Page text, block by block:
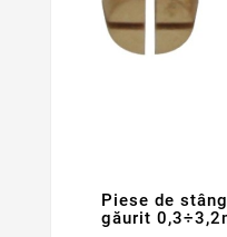
Piese de
găurit